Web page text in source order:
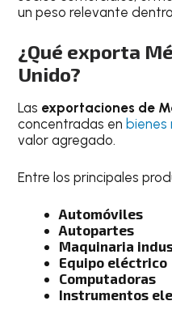
un peso relevante
¿Qué exporta
Unido?
Las exportaciones de
concentradas en
valor agregado.
Entre los principales
Automóviles
Autopartes
Maquinaria
Equipo eléctrico
Computadoras
Instrumentos